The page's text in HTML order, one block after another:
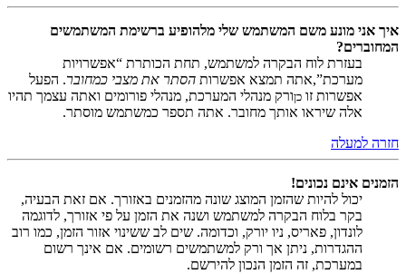
איך אני מונע משם המשתמש שלי מלהופיע ברשימת המשתמשים
המחוברים?
בעזרת לוח הבקרה למשתמש, תחת הכותרת “אפשרויות
מערכת”,אתה תמצא אפשרות הסתר את מצבי כמחובר. הפעל
אפשרות זו כןורק מנהלי המערכת, מנהלי פורומים ואתה עצמך תהיו
אלה שיראו אותך מחובר. אתה תספר כמשתמש מוסתר.
חזרה למעלה
הזמנים אינם נכונים!
יכול להיות שהזמן המוצג שונה מהזמנים באזורך. אם זאת הבעיה,
בקר בלוח הבקרה למשתמש ושנה את הזמן על פי אזורך, לדוגמה
לונדון, פאריס, ניו יורק, וכדומה. שים לב ששינוי אזור הזמן, כמו רוב
ההגדרות, ניתן אך ורק למשתמשים רשומים. אם אינך רשום
במערכת, זה הזמן הנכון להירשם.